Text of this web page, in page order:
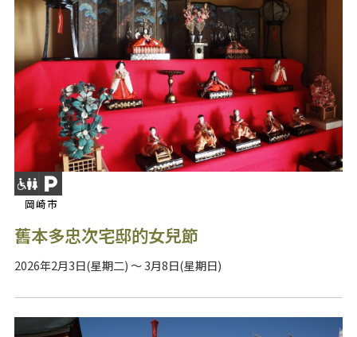
岡崎市
舊本多忠次宅邸的女兒節
2026年2月3日(星期二) ～ 3月8日(星期日)